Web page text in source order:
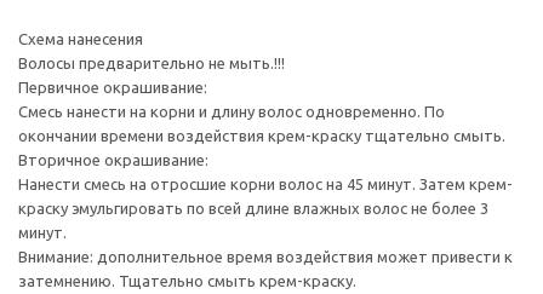
Схема нанесения
Волосы предварительно не мыть.!!!
Первичное окрашивание:
Смесь нанести на корни и длину волос одновременно. По
окончании времени воздействия крем-краску тщательно смыть.
Вторичное окрашивание:
Нанести смесь на отросшие корни волос на 45 минут. Затем крем-
краску эмульгировать по всей длине влажных волос не более 3
минут.
Внимание: дополнительное время воздействия может привести к
затемнению. Тщательно смыть крем-краску.